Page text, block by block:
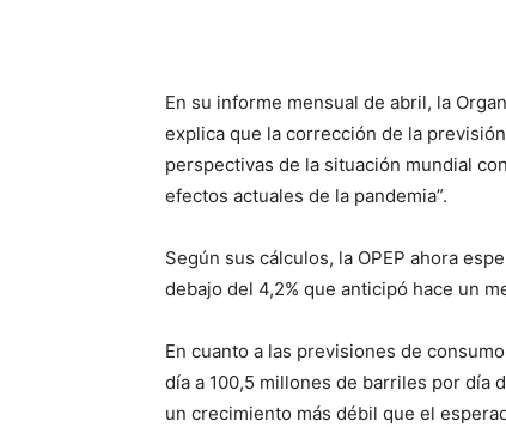
En su informe mensual de abril, la
explica que la corrección de la
perspectivas de la situación mundial
efectos actuales de la pandemia”.
Según sus cálculos, la OPEP ahora
debajo del 4,2% que anticipó hace un
En cuanto a las previsiones de
día a 100,5 millones de barriles por día
un crecimiento más débil que el